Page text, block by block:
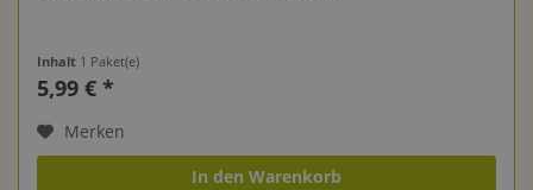
Inhalt 1 Paket(e)
5,99 € *
Merken
In den Warenkorb